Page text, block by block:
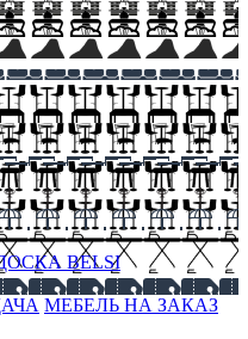
BELSI
МЕБЕЛЬ НА ЗАКАЗ